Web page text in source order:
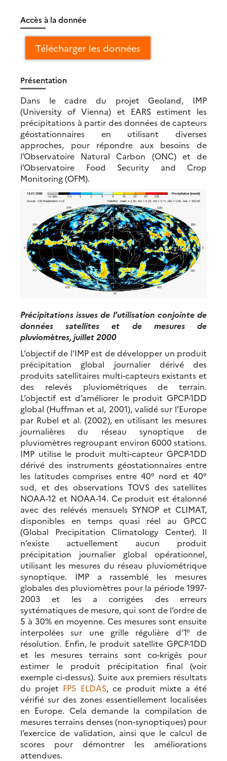
Accès à la donnée
Télécharger les données
Présentation
Dans le cadre du projet Geoland, IMP
(University of Vienna) et EARS estiment les
précipitations à partir des données de capteurs
géostationnaires en utilisant diverses
approches, pour répondre aux besoins de
l’Observatoire Natural Carbon (ONC) et de
l’Observatoire Food Security and Crop
Monitoring (OFM).
Précipitations issues de l’utilisation conjointe de
données satellites et de mesures de
pluviomètres, juillet 2000
L’objectif de l’IMP est de développer un produit
précipitation global journalier dérivé des
produits satellitaires multi-capteurs existants et
des relevés pluviométriques de terrain.
L’objectif est d’améliorer le produit GPCP-1DD
global (Huffman et al, 2001), validé sur l’Europe
par Rubel et al. (2002), en utilisant les mesures
journalières du réseau synoptique de
pluviomètres regroupant environ 6000 stations.
IMP utilise le produit multi-capteur GPCP-1DD
dérivé des instruments géostationnaires entre
les latitudes comprises entre 40° nord et 40°
sud, et des observations TOVS des satellites
NOAA-12 et NOAA-14. Ce produit est étalonné
avec des relévés mensuels SYNOP et CLIMAT,
disponibles en temps quasi réel au GPCC
(Global Precipitation Climatology Center). Il
n’existe actuellement aucun produit
précipitation journalier global opérationnel,
utilisant les mesures du réseau pluviométrique
synoptique. IMP a rassemblé les mesures
globales des pluviomètres pour la période 1997-
2003 et les a corrigées des erreurs
systématiques de mesure, qui sont de l’ordre de
5 à 30% en moyenne. Ces mesures sont ensuite
interpolées sur une grille régulière d’1° de
résolution. Enfin, le produit satellite GPCP-1DD
et les mesures terrains sont co-krigés pour
estimer le produit précipitation final (voir
exemple ci-dessus). Suite aux premiers résultats
du projet FP5 ELDAS, ce produit mixte a été
vérifié sur des zones essentiellement localisées
en Europe. Cela demande la compilation de
mesures terrains denses (non-synoptiques) pour
l’exercice de validation, ainsi que le calcul de
scores pour démontrer les améliorations
attendues.